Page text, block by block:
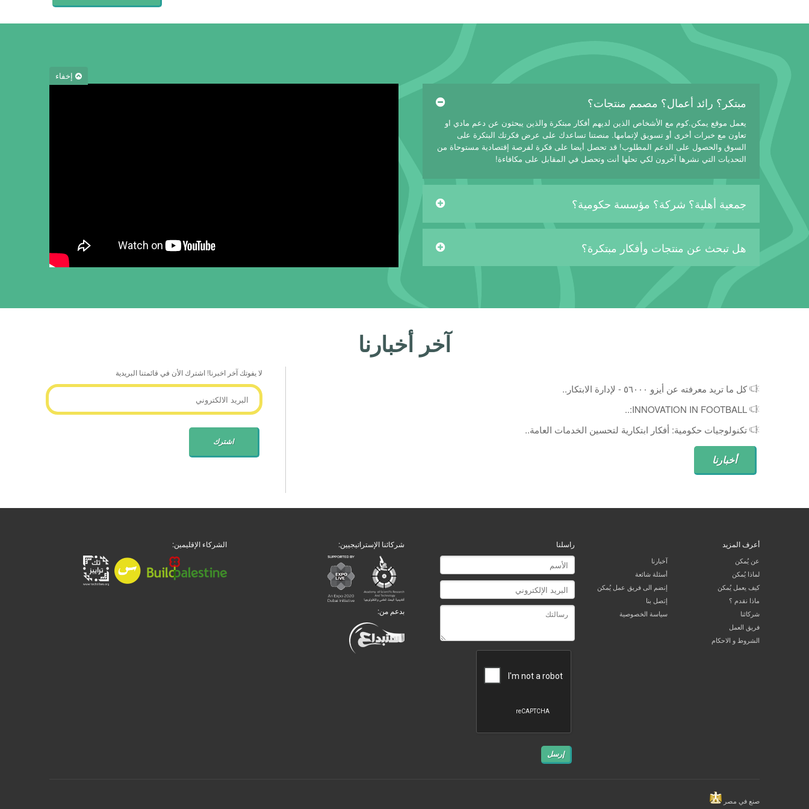
إخفاء
مبتكر؟ رائد أعمال؟ مصمم منتجات؟
يعمل موقع يمكن.كوم مع الأشخاص الذين لديهم أفكار مبتكرة والذين يبحثون عن دعم مادي او
تعاون مع خبرات أخرى أو تسويق لإتمامها. منصتنا تساعدك على عرض فكرتك البتكرة على
السوق والحصول على الدعم المطلوب! قد تحصل أيضا على فكرة لفرصة إقتصادية مستوحاة من
التحديات التي نشرها آخرون لكي تحلها أنت وتحصل في المقابل على مكافاءة!
جمعية أهلية؟ شركة؟ مؤسسة حكومية؟
هل تبحث عن منتجات وأفكار مبتكرة؟
آخر أخبارنا
كل ما تريد معرفته عن أيزو ٥٦٠٠٠ - لإدارة الابتكار..
INNOVATION IN FOOTBALL:..
تكنولوجيات حكومية: أفكار ابتكارية لتحسين الخدمات العامة..
أخبارنا
لا يفوتك آخر اخبرنا! اشترك الأن في قائمتنا البريدية
أعرف المزيد
عن يُمكن
لماذا يُمكن
كيف يعمل يُمكن
ماذا نقدم ؟
شركائنا
فريق العمل
الشروط و الاحكام
آخبارنا
أسئلة شائعة
إنضم الى فريق عمل يُمكن
إتصل بنا
سياسة الخصوصية
راسلنا
إرسل
الشركاء الإقليمين: شركائنا الإستراتيجيين:
بدعم من:
صنع في مصر